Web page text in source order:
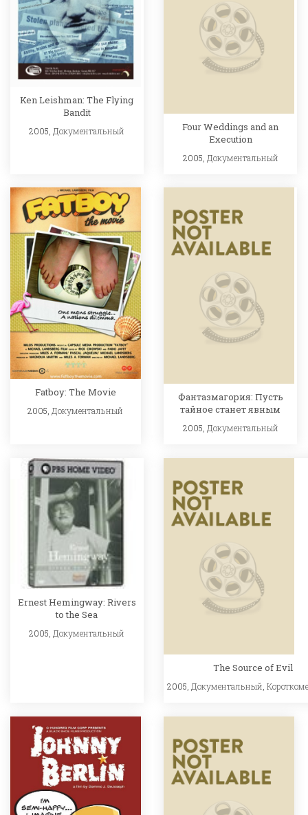
Ken Leishman: The Flying
Bandit
2005, Документальный
Four Weddings and an
Execution
2005, Документальный
Fatboy: The Movie
2005,Документальный
Фантазмагория: Пусть
тайное станет явным
2005, Документальный
Ernest Hemingway: Rivers
to the Sea
2005, Документальный
The Source of Evil
2005, Документальный ,